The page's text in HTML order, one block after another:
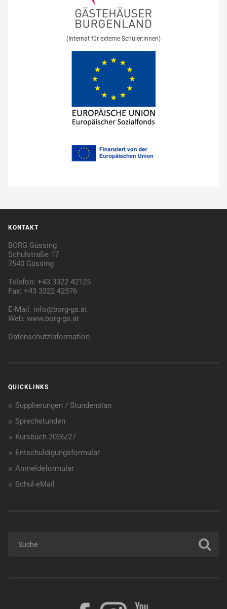
(Internat für externe Schüler:innen)
KONTAKT
BORG Güssing
Schulstraße 17
7540 Güssing
Telefon: +43 3322 42125
Fax: +43 3322 42576
E-Mail: info@borg-gs.at
Web:www.borg-gs.at
Datenschutzinformation
QUICKLINKS
Supplierungen / Stundenplan
Sprechstunden
Kursbuch 2026/27
Entschuldigungsformular
Anmeldeformular
Schul-eMail